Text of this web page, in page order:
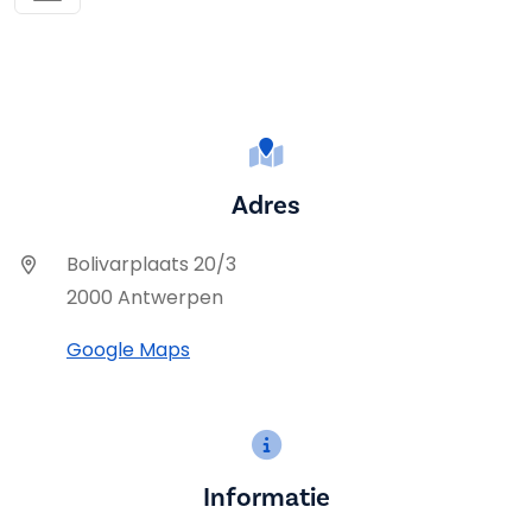
Adres
Bolivarplaats 20/3
2000 Antwerpen
Google Maps
Informatie